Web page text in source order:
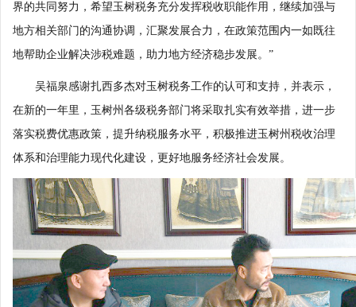
界的共同努力，希望玉树税务充分发挥税收职能作用，继续加强与
地方相关部门的沟通协调，汇聚发展合力，在政策范围内一如既往
地帮助企业解决涉税难题，助力地方经济稳步发展。”
吴福泉感谢扎西多杰对玉树税务工作的认可和支持，并表示，
在新的一年里，玉树州各级税务部门将采取扎实有效举措，进一步
落实税费优惠政策，提升纳税服务水平，积极推进玉树州税收治理
体系和治理能力现代化建设，更好地服务经济社会发展。